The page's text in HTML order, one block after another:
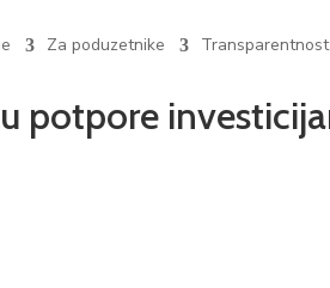
Za poduzetnike Transparentnost
potpore